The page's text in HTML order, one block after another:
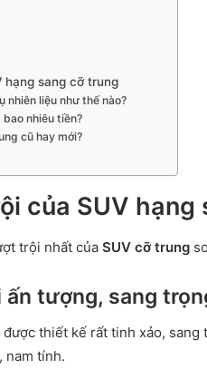
hạng sang cỡ trung
nhiên liệu như thế nào?
nhiêu tiền?
cũ hay mới?
của SUV hạng
trội nhất của SUV cỡ trung
tượng, sang
được thiết kế rất tinh xảo,
nam tính.